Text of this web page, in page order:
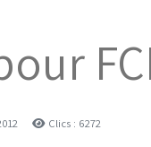
Clics : 6272